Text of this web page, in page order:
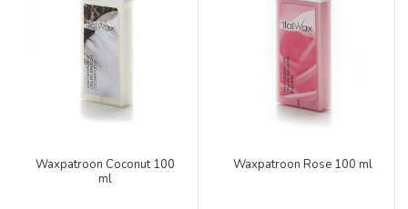
Waxpatroon Coconut 100
ml
Waxpatroon Rose 100 ml